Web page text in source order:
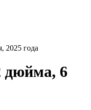
2025 года
дюйма, 6